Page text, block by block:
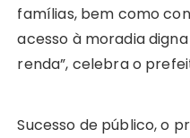
famílias, bem como
acesso à moradia
renda”, celebra o
Sucesso de público, o